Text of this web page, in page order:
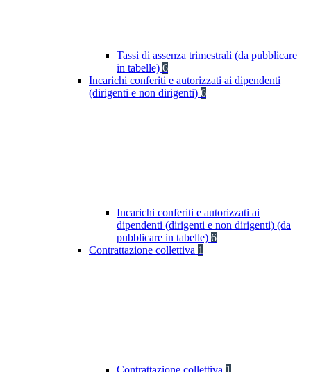
Tassi di assenza trimestrali (da pubblicare
in tabelle) 6
Incarichi conferiti e autorizzati ai dipendenti
(dirigenti e non dirigenti) 6
Incarichi conferiti e autorizzati ai
dipendenti (dirigenti e non dirigenti) (da
pubblicare in tabelle) 6
Contrattazione collettiva 1